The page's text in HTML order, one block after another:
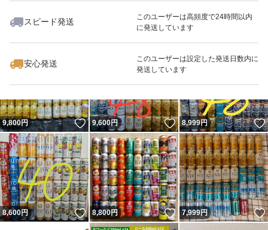
スピード発送
このユーザーは高頻度で24時間以内
に発送しています
安心発送
このユーザーは設定した発送日数内に
発送しています
いいね！
8,980
9,800円 いいね！
9,600円 いいね！
8,999円
8,600円 いいね！
8,800円 いいね！
7,999円